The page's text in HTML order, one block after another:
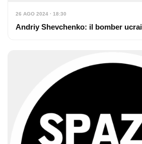
26 AGO 2024 · 18:30
Andriy Shevchenko: il bomber